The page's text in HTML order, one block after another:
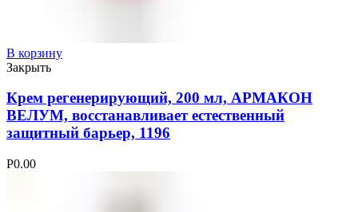
В корзину
Закрыть
Крем регенерирующий, 200 мл, АРМАКОН
ВЕЛУМ, восстанавливает естественный
защитный барьер, 1196
Р0.00